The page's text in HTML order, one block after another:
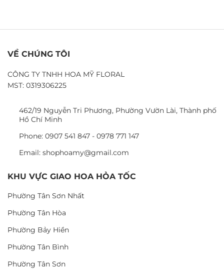
VỀ CHÚNG TÔI
CÔNG TY TNHH HOA MỸ FLORAL
MST: 0319306225
462/19 Nguyễn Tri Phương, Phường Vườn Lài, Thành phố
Hồ Chí Minh
Phone: 0907 541 847 - 0978 771 147
Email: shophoamy@gmail.com
KHU VỰC GIAO HOA HỎA TỐC
Phường Tân Sơn Nhất
Phường Tân Hòa
Phường Bảy Hiền
Phường Tân Bình
Phường Tân Sơn